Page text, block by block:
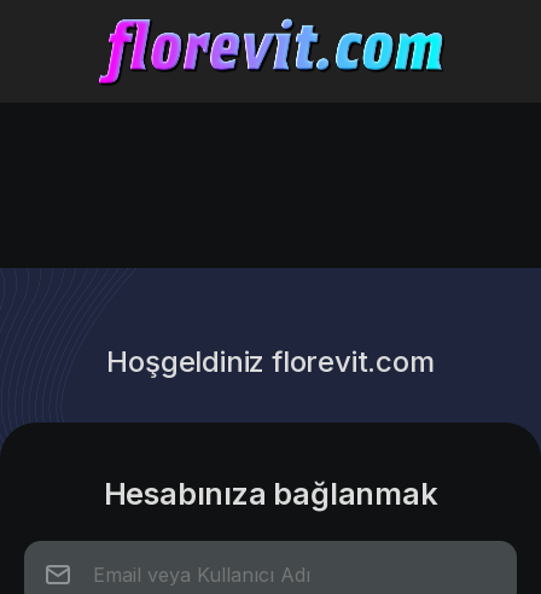
Hoşgeldiniz florevit.com
Hesabınıza bağlanmak